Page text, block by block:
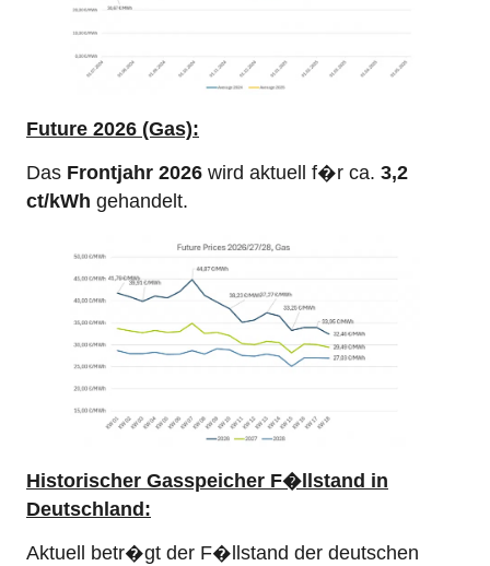
Future 2026 (Gas):
Das Frontjahr 2026 wird aktuell f�r ca. 3,2
ct/kWh gehandelt.
Historischer Gasspeicher F�llstand in
Deutschland:
Aktuell betr�gt der F�llstand der deutschen